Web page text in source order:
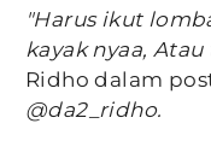
"Harus ikut
kayak nyaa,
Ridho dalam
@da2_ridho.